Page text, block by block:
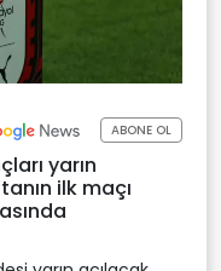
ABONE OL
yarın
ilk maçı